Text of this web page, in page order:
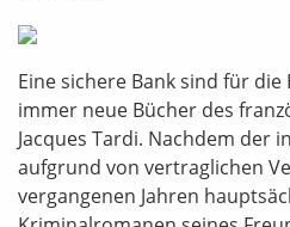
Eine sichere Bank sind für
immer neue Bücher des
Jacques Tardi. Nachdem der
aufgrund von vertraglichen
vergangenen Jahren